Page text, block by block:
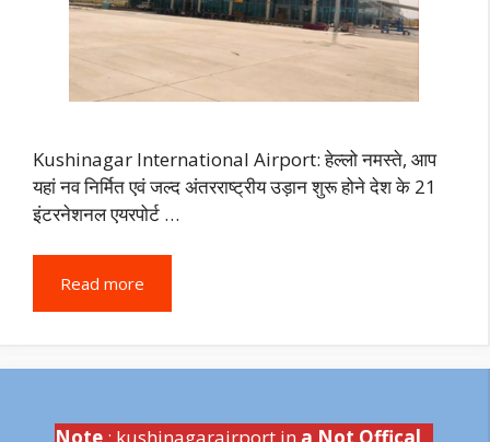
Kushinagar International Airport: हेल्लो नमस्ते, आप
यहां नव निर्मित एवं जल्द अंतरराष्ट्रीय उड़ान शुरू होने देश के 21
इंटरनेशनल एयरपोर्ट …
Read more